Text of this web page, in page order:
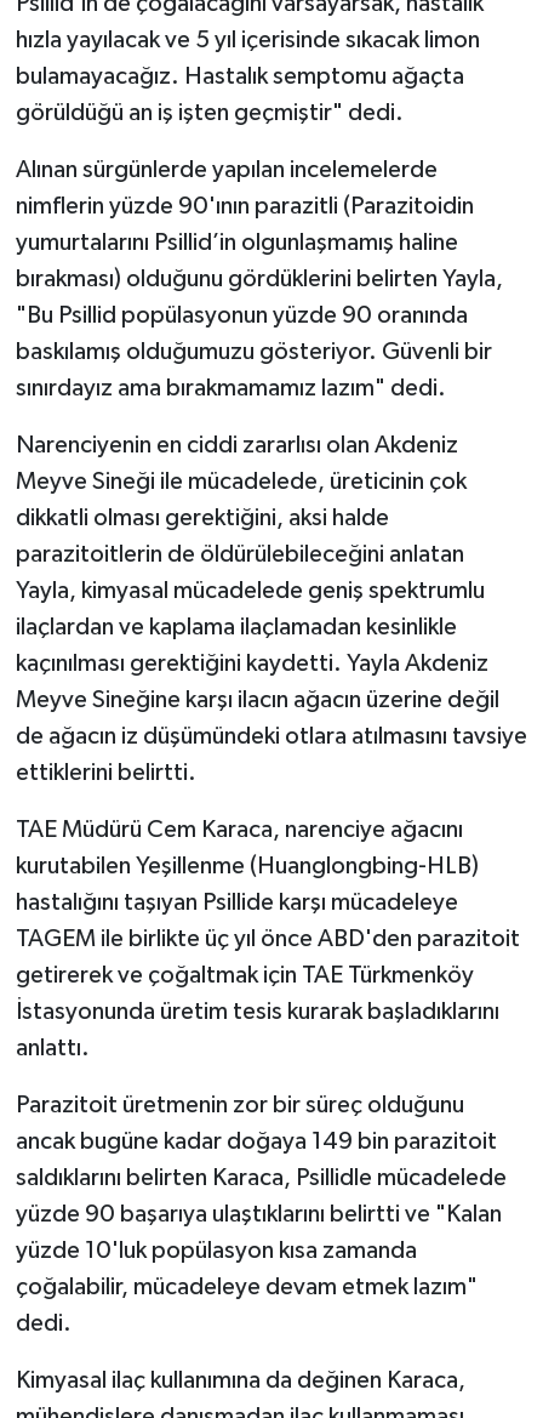
hızla yayılacak ve 5 yıl içerisinde sıkacak limon
bulamayacağız. Hastalık semptomu ağaçta
görüldüğü an iş işten geçmiştir" dedi.
Alınan sürgünlerde yapılan incelemelerde
nimflerin yüzde 90'ının parazitli (Parazitoidin
yumurtalarını Psillid’in olgunlaşmamış haline
bırakması) olduğunu gördüklerini belirten Yayla,
"Bu Psillid popülasyonun yüzde 90 oranında
baskılamış olduğumuzu gösteriyor. Güvenli bir
sınırdayız ama bırakmamamız lazım" dedi.
Narenciyenin en ciddi zararlısı olan Akdeniz
Meyve Sineği ile mücadelede, üreticinin çok
dikkatli olması gerektiğini, aksi halde
parazitoitlerin de öldürülebileceğini anlatan
Yayla, kimyasal mücadelede geniş spektrumlu
ilaçlardan ve kaplama ilaçlamadan kesinlikle
kaçınılması gerektiğini kaydetti. Yayla Akdeniz
Meyve Sineğine karşı ilacın ağacın üzerine değil
de ağacın iz düşümündeki otlara atılmasını tavsiye
ettiklerini belirtti.
TAE Müdürü Cem Karaca, narenciye ağacını
kurutabilen Yeşillenme (Huanglongbing-HLB)
hastalığını taşıyan Psillide karşı mücadeleye
TAGEM ile birlikte üç yıl önce ABD'den parazitoit
getirerek ve çoğaltmak için TAE Türkmenköy
İstasyonunda üretim tesis kurarak başladıklarını
anlattı.
Parazitoit üretmenin zor bir süreç olduğunu
ancak bugüne kadar doğaya 149 bin parazitoit
saldıklarını belirten Karaca, Psillidle mücadelede
yüzde 90 başarıya ulaştıklarını belirtti ve "Kalan
yüzde 10'luk popülasyon kısa zamanda
çoğalabilir, mücadeleye devam etmek lazım"
dedi.
Kimyasal ilaç kullanımına da değinen Karaca,